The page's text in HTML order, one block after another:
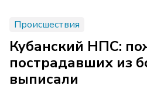
Происшествия
Кубанский НПС:
пострадавших из
выписали